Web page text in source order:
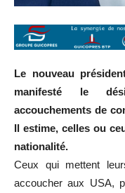
Le nouveau
manifesté le
accouchements de
Il estime, celles ou
nationalité.
Ceux qui mettent
accoucher aux USA,